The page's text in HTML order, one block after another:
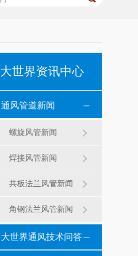
大世界资讯中心
通风管道新闻
螺旋风管新闻
焊接风管新闻
共板法兰风管新闻
角钢法兰风管新闻
大世界通风技术问答